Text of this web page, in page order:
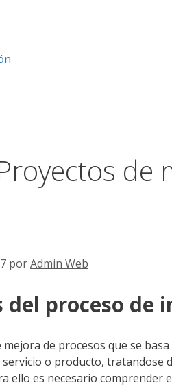
porAdmin Web
del proceso de
de procesos que se
o producto, tratandose
ello es necesario comprender